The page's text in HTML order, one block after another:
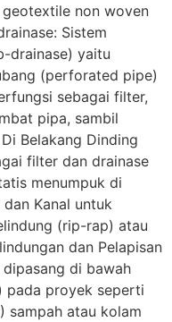
non woven
Sistem
drainase) yaitu
(perforated pipe)
sebagai filter,
pipa, sambil
Belakang Dinding
filter dan drainase
menumpuk di
Kanal untuk
(rip-rap) atau
dan Pelapisan
di bawah
pada proyek seperti
sampah atau kolam